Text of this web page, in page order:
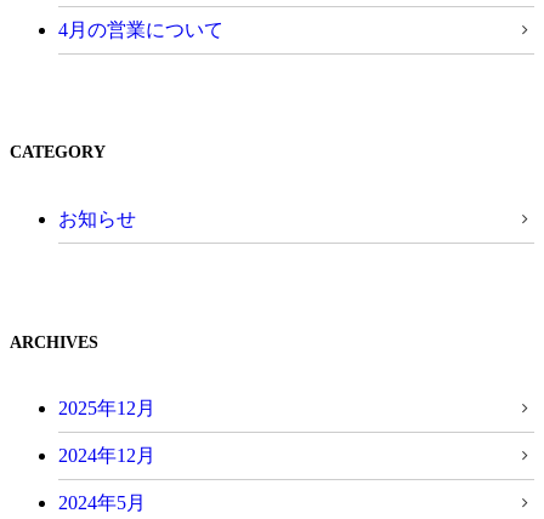
4月の営業について
CATEGORY
お知らせ
ARCHIVES
2025年12月
2024年12月
2024年5月